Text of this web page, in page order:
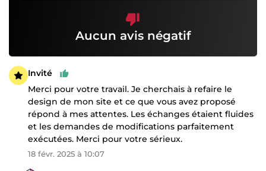
Aucun avis négatif
Invité
Merci pour votre travail. Je cherchais à refaire le
design de mon site et ce que vous avez proposé
répond à mes attentes. Les échanges étaient fluides
et les demandes de modifications parfaitement
exécutées. Merci pour votre sérieux.
18 févr. 2025 à 10:07